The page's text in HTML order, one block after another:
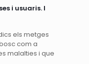
i usuaris. I
els metges
com a
malalties i que